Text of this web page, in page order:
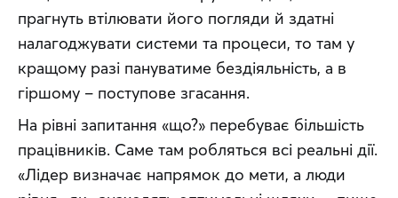
прагнуть втілювати його погляди й здатні
налагоджувати системи та процеси, то там у
кращому разі пануватиме бездіяльність, а в
гіршому – поступове згасання.
На рівні запитання «що?» перебуває більшість
працівників. Саме там робляться всі реальні дії.
«Лідер визначає напрямок до мети, а люди